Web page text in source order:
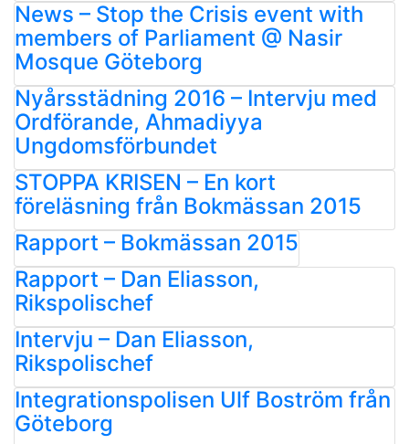
News – Stop the Crisis event with
members of Parliament @ Nasir
Mosque Göteborg
Nyårsstädning 2016 – Intervju med
Ordförande, Ahmadiyya
Ungdomsförbundet
STOPPA KRISEN – En kort
föreläsning från Bokmässan 2015
Rapport – Bokmässan 2015
Rapport – Dan Eliasson,
Rikspolischef
Intervju – Dan Eliasson,
Rikspolischef
Integrationspolisen Ulf Boström från
Göteborg